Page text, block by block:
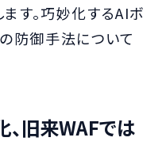
す。巧妙化するAIボ
防御手法について
旧来WAFでは